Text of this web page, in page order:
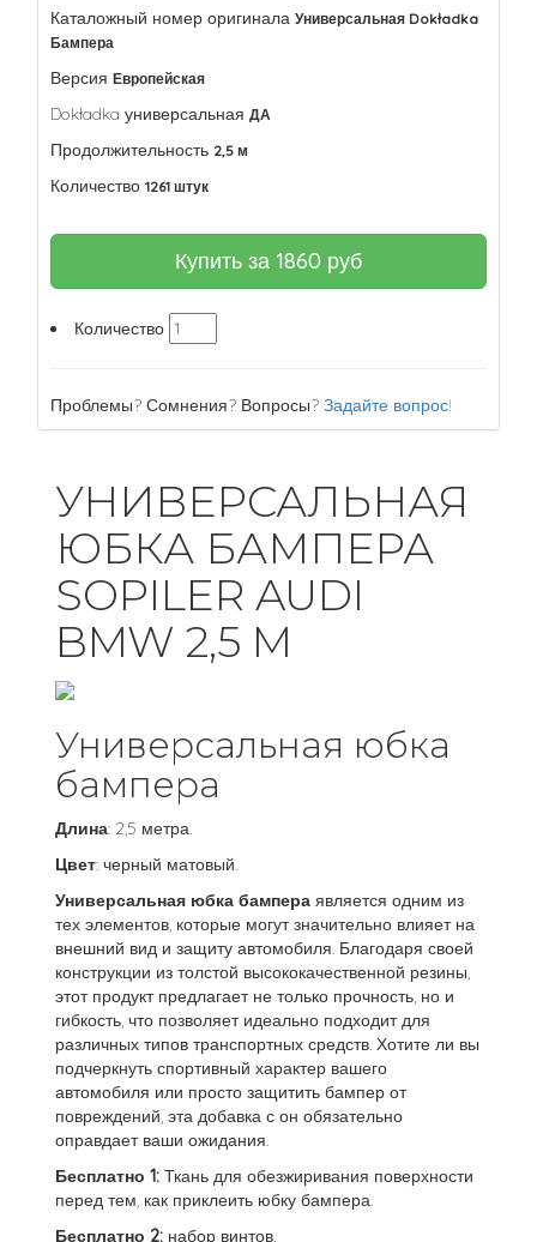
Каталожный номер оригинала Универсальная Dokładka
Бампера
Версия Европейская
Dokładka универсальная ДА
Продолжительность 2,5 м
Количество 1261 штук
Купить за 1860 руб
Количество
Проблемы? Сомнения? Вопросы? Задайте вопрос!
УНИВЕРСАЛЬНАЯ
ЮБКА БАМПЕРА
SOPILER AUDI
BMW 2,5 M
Универсальная юбка
бампера
Длина: 2,5 метра.
Цвет: черный матовый.
Универсальная юбка бампера является одним из
тех элементов, которые могут значительно влияет на
внешний вид и защиту автомобиля. Благодаря своей
конструкции из толстой высококачественной резины,
этот продукт предлагает не только прочность, но и
гибкость, что позволяет идеально подходит для
различных типов транспортных средств. Хотите ли вы
подчеркнуть спортивный характер вашего
автомобиля или просто защитить бампер от
повреждений, эта добавка с он обязательно
оправдает ваши ожидания.
Бесплатно 1: Ткань для обезжиривания поверхности
перед тем, как приклеить юбку бампера.
Бесплатно 2: набор винтов.